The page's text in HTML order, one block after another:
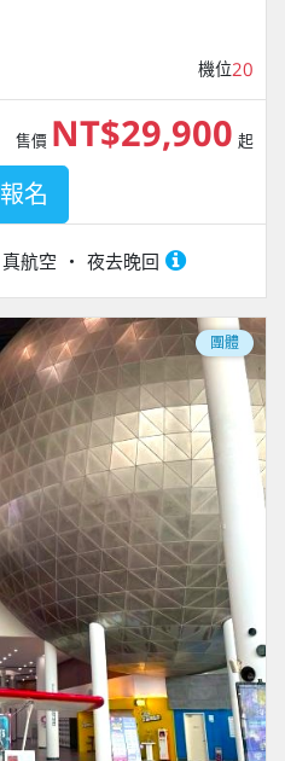
機位20
真航空 夜去晚回
售價 NT$29,900 起
報名
團體